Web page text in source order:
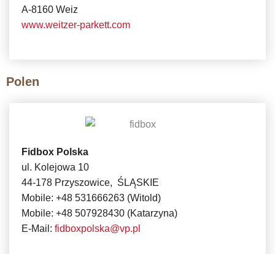
A-8160 Weiz
www.weitzer-parkett.com
Polen
Fidbox Polska
ul. Kolejowa 10
44-178 Przyszowice, ŚLĄSKIE
Mobile: +48 531666263 (Witold)
Mobile: +48 507928430 (Katarzyna)
E-Mail: fidboxpolska@vp.pl